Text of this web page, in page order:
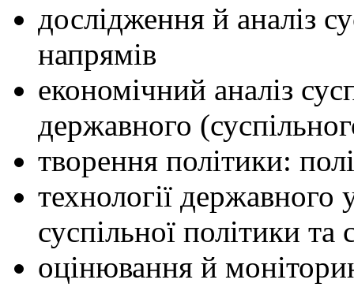
дослідження й аналіз
напрямів
економічний аналіз
державного
творення політики:
технології
суспільної політики та
оцінювання й